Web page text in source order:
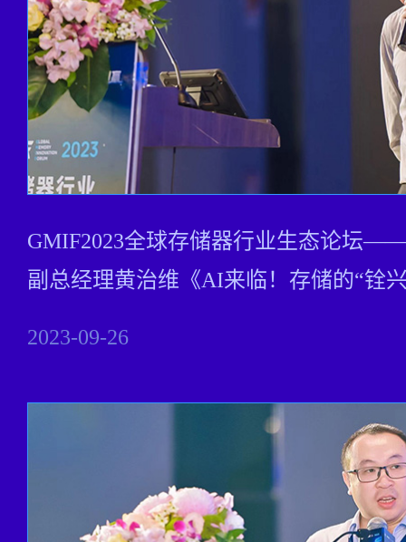
GMIF2023全球存储器行业生态论坛
副总经理黄治维《AI来临！存储的“铨
2023-09-26